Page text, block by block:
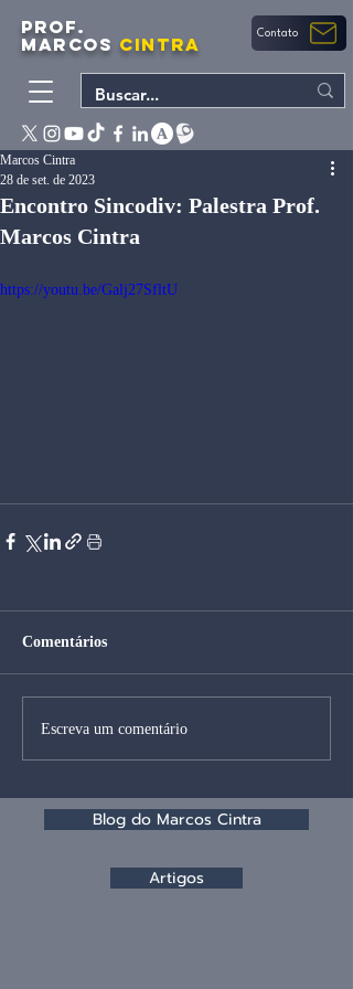
PROF.
MARCOS CINTRA Contato
Encontro Sincodiv: Palestra Prof.
Marcos Cintra
Marcos Cintra
28 de set. de 2023
https://youtu.be/Galj27SfltU
Comentários
Escreva um comentário
Blog do Marcos Cintra
Artigos